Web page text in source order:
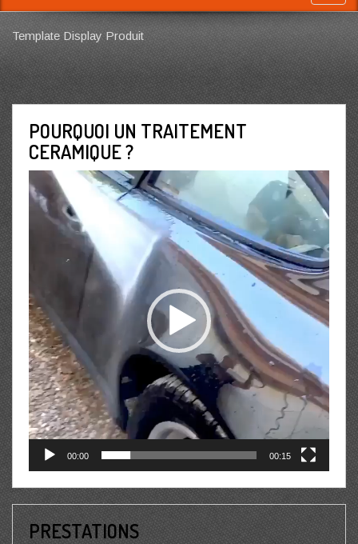
Template Display Produit
POURQUOI UN TRAITEMENT
CERAMIQUE ?
Lecteur
vidéo
00:00 00:15
PRESTATIONS